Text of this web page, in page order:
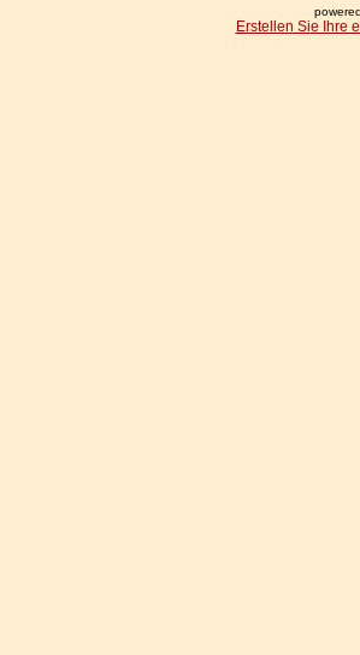
Erstellen Sie Ihre